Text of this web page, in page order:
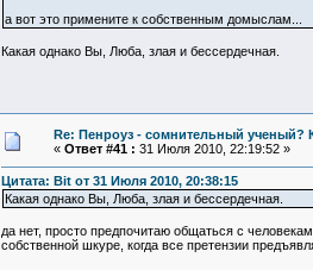
а вот это примените к собственным домыслам...
Какая однако Вы, Люба, злая и бессердечная.
Re: Пенроуз - сомнительный ученый?
« Ответ #41 : 31 Июля 2010, 22:19:52 »
Цитата: Bit от 31 Июля 2010, 20:38:15
Какая однако Вы, Люба, злая и бессердечная.
да нет, просто предпочитаю общаться с
собственной шкуре, когда все претензии